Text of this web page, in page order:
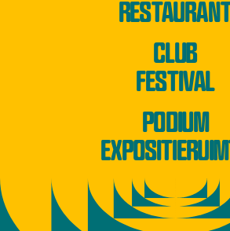
CLUB
FESTIVAL
PODIUM